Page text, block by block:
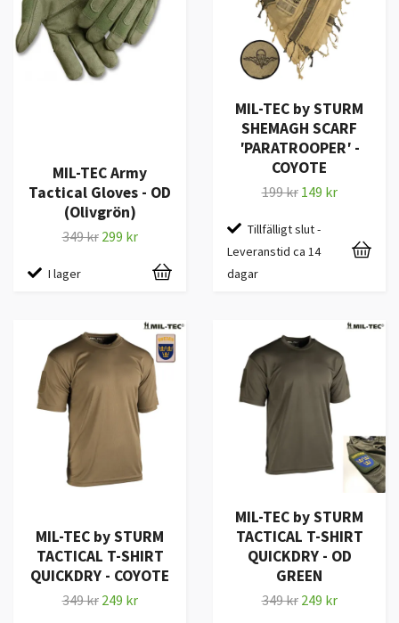
MIL-TEC Army
Tactical Gloves - OD
(Olivgrön)
349 kr 299 kr
I lager
MIL-TEC by STURM
SHEMAGH SCARF
′PARATROOPER′ -
COYOTE
199 kr 149 kr
Tillfälligt slut -
Leveranstid ca 14
dagar
MIL-TEC by STURM
TACTICAL T-SHIRT
QUICKDRY - COYOTE
349 kr 249 kr
MIL-TEC by STURM
TACTICAL T-SHIRT
QUICKDRY - OD
GREEN
349 kr 249 kr